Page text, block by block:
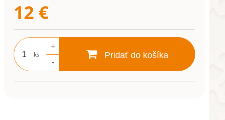
12 €
ks
+
-
Pridať do košíka